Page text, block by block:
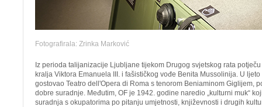
Fotografirala: Zrinka Marković
Iz perioda talijanizacije Ljubljane tijekom Drugog svjetskog rata
kralja Viktora Emanuela III. i fašističkog vođe Benita Mussolinija. U
gostovao Teatro dell'Opera di Roma s tenorom Beniaminom Giglijem,
dobre suradnje. Međutim, OF je 1942. godine naredio „kulturni muk“
suradnja s okupatorima po pitanju umjetnosti, književnosti i drugih